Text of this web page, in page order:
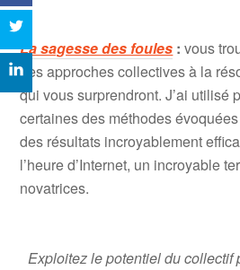
La sagesse des foules : vous
des approches collectives à la
qui vous surprendront. J’ai utilisé
certaines des méthodes
des résultats incroyablement
l’heure d’Internet, un incroyable
novatrices.
Exploitez le potentiel du collectif